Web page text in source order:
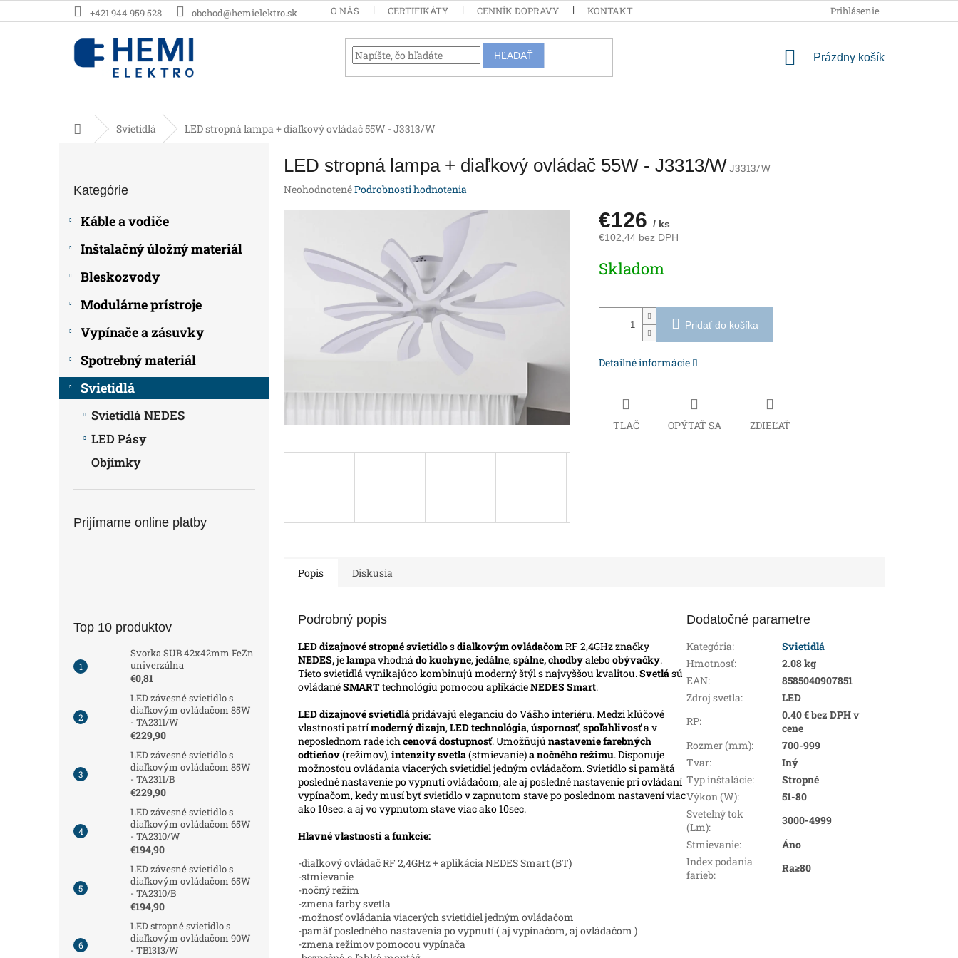
na
+421 944 959 528 obchod@hemielektro.sk O NÁS CERTIFIKÁTY CENNÍK DOPRAVY KONTAKT PODMIENKY OCHRANY
Prihlásenie
HĽADAŤ
NÁKUPNÝ
Prázdny košík
DomovSvietidlá LED stropná lampa + diaľkový ovládač 55W - J3313/W
kategórie
Kategórie
Káble a vodiče
Inštalačný úložný materiál
Bleskozvody
Modulárne prístroje
Vypínače a zásuvky
Spotrebný materiál
Svietidlá
Svietidlá NEDES
LED Pásy
Objímky
Prijímame online platby
Top 10 produktov
Svorka SUB 42x42mm FeZn
univerzálna
€0,81
LED závesné svietidlo s
diaľkovým ovládačom 85W
- TA2311/W
€229,90
LED závesné svietidlo s
diaľkovým ovládačom 85W
- TA2311/B
€229,90
LED závesné svietidlo s
diaľkovým ovládačom 65W
- TA2310/W
€194,90
LED závesné svietidlo s
diaľkovým ovládačom 65W
- TA2310/B
€194,90
LED stropné svietidlo s
diaľkovým ovládačom 90W
- TB1313/W
LED stropná lampa + diaľkový ovládač 55W - J3313/WJ3313/W
Priemerné
hviezdičiek.
NeohodnotenéPodrobnosti hodnotenia
€126 / ks
€102,44 bez DPH
cena:
Skladom
Pridať do košíka
Detailné informácie
TLAČ OPÝTAŤ SA ZDIEĽAŤ
Popis Diskusia
Podrobný popis
LED dizajnové stropné svietidlosdiaľkovým ovládačomRF 2,4GHz značky
NEDES,jelampavhodná do kuchyne, jedálne, spálne, chodbyaleboobývačky.
Tieto svietidlá vynikajúco kombinujú moderný štýl s najvyššou kvalitou.Svetlású
ovládanéSMARTtechnológiu pomocou aplikácieNEDES Smart.
LEDdizajnové svietidlápridávajú eleganciu do Vášho interiéru. Medzi kľúčové
vlastnosti patrímoderný dizajn, LED technológia, úspornosť, spoľahlivosťa v
neposlednom rade ich cenová dostupnosť. Umožňujú nastavenie farebných
odtieňov(režimov), intenzity svetla(stmievanie)a nočného režimu. Disponuje
možnosťou ovládania viacerých svietidiel jedným ovládačom. Svietidlo si pamätá
posledné nastavenie po vypnutí ovládačom, ale aj posledné nastavenie pri ovládaní
vypínačom, kedy musí byť svietidlo v zapnutom stave po poslednom nastavení viac
ako 10sec. a aj vo vypnutom stave viac ako 10sec.
Hlavné vlastnosti a funkcie:
-diaľkový ovládač RF 2,4GHz + aplikácia NEDES Smart (BT)
-stmievanie
-nočný režim
-zmena farby svetla
-možnosť ovládania viacerých svietidiel jedným ovládačom
-pamäť posledného nastavenia po vypnutí ( aj vypínačom, aj ovládačom )
-zmena režimov pomocou vypínača
Dodatočné parametre
Kategória:
Svietidlá
Hmotnosť:
2.08 kg
EAN:
8585040907851
Zdroj svetla:
LED
RP:
0.40 € bez DPH v
cene
Rozmer (mm):
700-999
Tvar:
Iný
Typ inštalácie:
Stropné
Výkon (W):
51-80
Svetelný tok
(Lm):
3000-4999
Stmievanie:
Áno
Index podania
farieb:
Ra≥80